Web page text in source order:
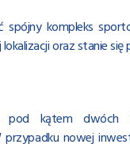
spójny kompleks
oraz stanie
pod kątem dwóch
nowej